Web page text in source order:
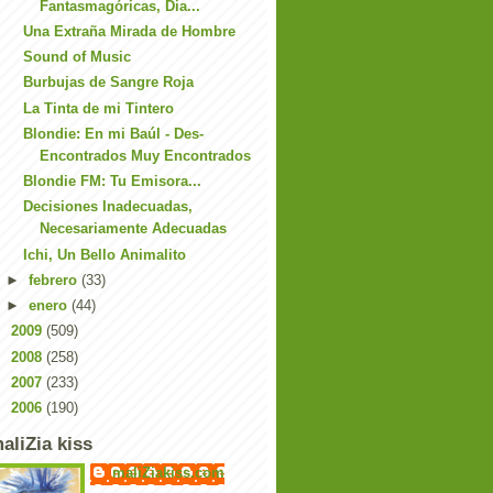
Fantasmagóricas, Dia...
Una Extraña Mirada de Hombre
Sound of Music
Burbujas de Sangre Roja
La Tinta de mi Tintero
Blondie: En mi Baúl - Des-
Encontrados Muy Encontrados
Blondie FM: Tu Emisora...
Decisiones Inadecuadas,
Necesariamente Adecuadas
Ichi, Un Bello Animalito
► febrero (33)
► enero (44)
2009 (509)
2008 (258)
2007 (233)
2006 (190)
kiss
maliZiakiss.com